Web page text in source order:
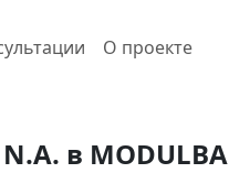
О проекте
в